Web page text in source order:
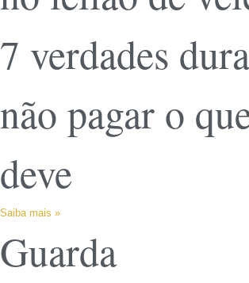
7 verdades
não pagar o
deve
Saiba mais »
Guarda